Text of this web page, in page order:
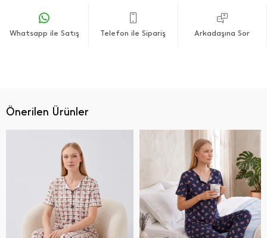
Whatsapp ile Satış Telefon ile Sipariş Arkadaşına Sor
Önerilen Ürünler